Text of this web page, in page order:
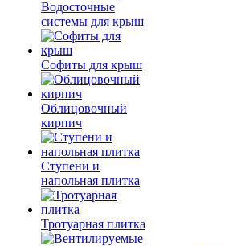
Водосточные
системы для крыш
Софиты для крыш
Облицовочный
кирпич
Ступени и
напольная плитка
Тротуарная плитка